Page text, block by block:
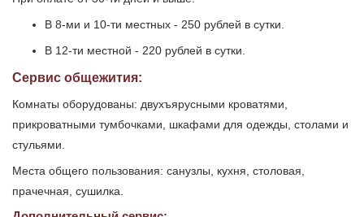
В 8-ми и 10-ти местных - 250 рублей в сутки.
В 12-ти местной - 220 рублей в сутки.
Сервис общежития:
Комнаты оборудованы: двухъярусными кроватями,
прикроватными тумбочками, шкафами для одежды, столами и
стульями.
Места общего пользования: санузлы, кухня, столовая,
прачечная, сушилка.